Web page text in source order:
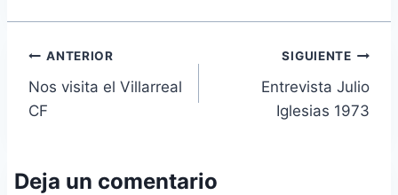
Navegación
de
ANTERIOR
Nos visita el Villarreal
CF
SIGUIENTE
Entrevista Julio
Iglesias 1973
Deja un comentario